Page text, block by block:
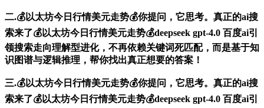
二.💰以太坊今日行情美元走势💰你提问，它思考。真正的ai搜
索来了💰以太坊今日行情美元走势💰deepseek gpt-4.0 百度ai引
领搜索走向理解型进化，不再依赖关键词死匹配，而是基于知
识图谱与逻辑推理，帮你找出真正想要的答案！
三.💰以太坊今日行情美元走势💰你提问，它思考。真正的ai搜
索来了💰以太坊今日行情美元走势💰deepseek gpt-4.0 百度ai引